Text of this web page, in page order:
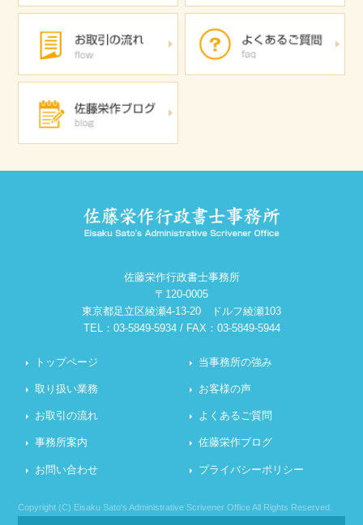
佐藤栄作行政書士事務所
〒120-0005
東京都足立区綾瀬4-13-20 ドルフ綾瀬103
TEL：03-5849-5934 / FAX：03-5849-5944
トップページ 当事務所の強み
取り扱い業務 お客様の声
お取引の流れ よくあるご質問
事務所案内 佐藤栄作ブログ
お問い合わせ プライバシーポリシー
Copyright (C) Eisaku Sato's Administrative Scrivener Office All Rights Reserved.